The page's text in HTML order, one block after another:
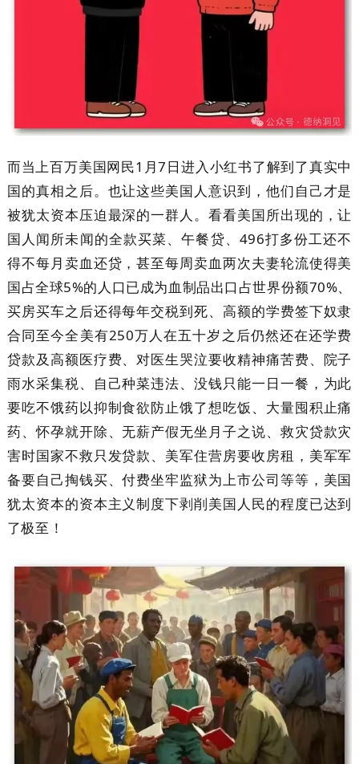
而当上百万美国网民1月7日进入小红书了解到了真实中
国的真相之后。也让这些美国人意识到，他们自己才是
被犹太资本压迫最深的一群人。看看美国所出现的，让
国人闻所未闻的全款买菜、午餐贷、496打多份工还不
得不每月卖血还贷，甚至每周卖血两次夫妻轮流使得美
国占全球5%的人口已成为血制品出口占世界份额70%、
买房买车之后还得每年交税到死、高额的学费签下奴隶
合同至今全美有250万人在五十岁之后仍然还在还学费
贷款及高额医疗费、对医生哭泣要收精神痛苦费、院子
雨水采集税、自己种菜违法、没钱只能一日一餐，为此
要吃不饿药以抑制食欲防止饿了想吃饭、大量囤积止痛
药、怀孕就开除、无薪产假无坐月子之说、救灾贷款灾
害时国家不救只发贷款、美军住营房要收房租，美军军
备要自己掏钱买、付费坐牢监狱为上市公司等等，美国
犹太资本的资本主义制度下剥削美国人民的程度已达到
了极至！